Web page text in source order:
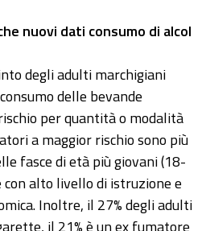
nuovi dati consumo di alcol
degli adulti marchigiani
delle bevande
per quantità o modalità
a maggior rischio sono più
fasce di età più giovani (18-
alto livello di istruzione e
Inoltre, il 27% degli adulti